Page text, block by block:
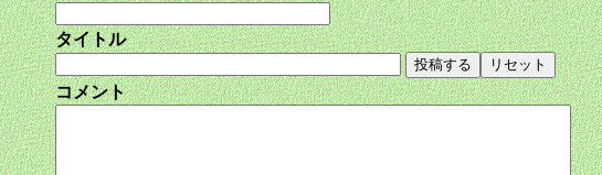
タイトル
コメント